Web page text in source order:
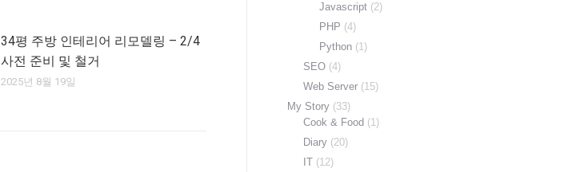
34평 주방 인테리어 리모델링 – 2/4
사전 준비 및 철거
2025년 8월 19일
Javascript (2)
PHP (4)
Python (1)
SEO (4)
Web Server (15)
My Story (33)
Cook & Food (1)
Diary (20)
IT (12)